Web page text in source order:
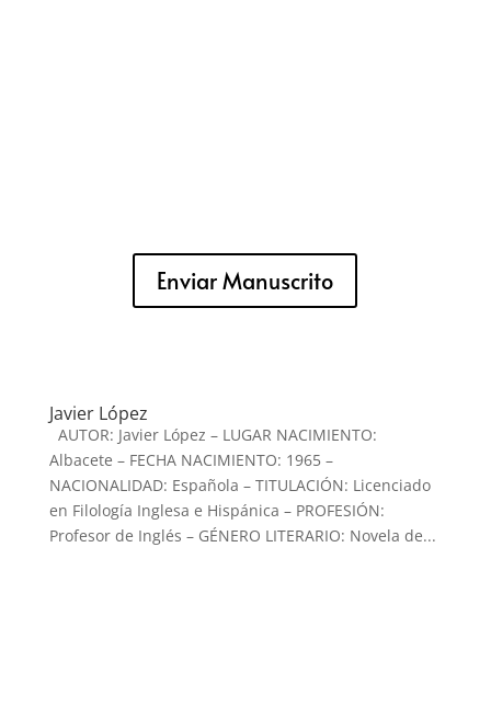
Enviar Manuscrito
Javier López
AUTOR: Javier López – LUGAR NACIMIENTO:
Albacete – FECHA NACIMIENTO: 1965 –
NACIONALIDAD: Española – TITULACIÓN: Licenciado
en Filología Inglesa e Hispánica – PROFESIÓN:
Profesor de Inglés – GÉNERO LITERARIO: Novela de...